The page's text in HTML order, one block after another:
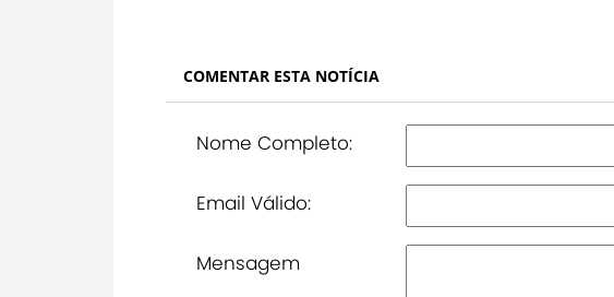
COMENTAR ESTA NOTÍCIA
Nome Completo:
Email Válido:
Mensagem